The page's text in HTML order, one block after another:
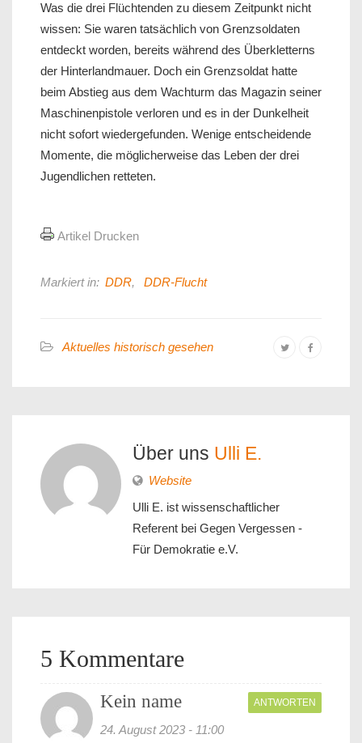
Was die drei Flüchtenden zu diesem Zeitpunkt nicht
wissen: Sie waren tatsächlich von Grenzsoldaten
entdeckt worden, bereits während des Überkletterns
der Hinterlandmauer. Doch ein Grenzsoldat hatte
beim Abstieg aus dem Wachturm das Magazin seiner
Maschinenpistole verloren und es in der Dunkelheit
nicht sofort wiedergefunden. Wenige entscheidende
Momente, die möglicherweise das Leben der drei
Jugendlichen retteten.
Artikel Drucken
Markiert in: DDR, DDR-Flucht
Aktuelles historisch gesehen
Über uns Ulli E.
Website
Ulli E. ist wissenschaftlicher
Referent bei Gegen Vergessen -
Für Demokratie e.V.
5 Kommentare
Kein name
24. August 2023 - 11:00
ANTWORTEN